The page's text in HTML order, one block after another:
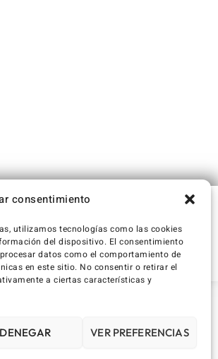
consentimiento
utilizamos tecnologías como las cookies
del dispositivo. El consentimiento
datos como el comportamiento de
en este sitio. No consentir o retirar el
a ciertas características y
DENEGAR VER PREFERENCIAS
privacidad (UE) Política de cookies (UE)